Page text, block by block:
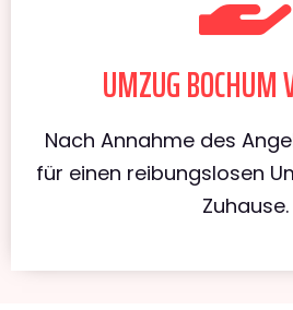
UMZUG BOCHUM
Nach Annahme des
für einen reibungslosen
Zuhause.